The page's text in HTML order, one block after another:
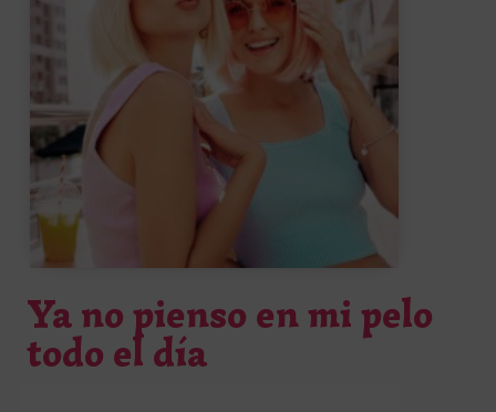
Ya no pienso en mi pelo
todo el día